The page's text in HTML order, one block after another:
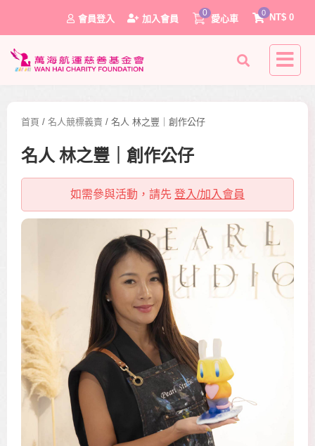
會員登入 加入會員
0
愛心車 NT$ 0
0
首頁 / 名人競標義賣 / 名人 林之豐｜創作公仔
名人 林之豐｜創作公仔
如需參與活動，請先 登入/加入會員